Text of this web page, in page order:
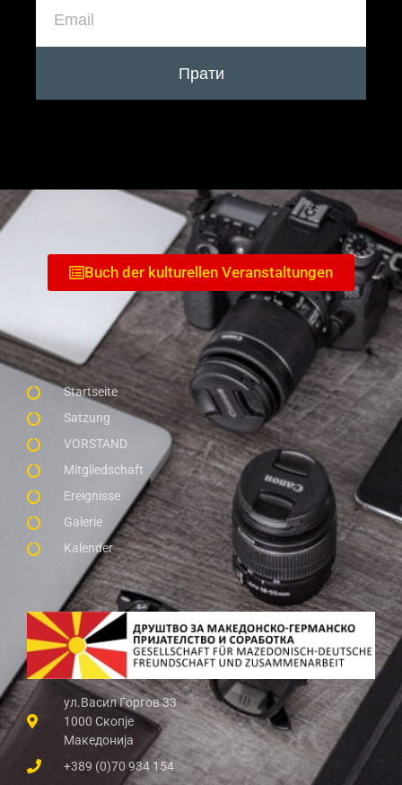
Прати
ул.Васил Ѓоргов 33
1000 Скопје
Македонија
+389 (0)70 934 154
Startseite
Satzung
VORSTAND
Mitgliedschaft
Ereignisse
Galerie
Kalender
Buch der kulturellen Veranstaltungen